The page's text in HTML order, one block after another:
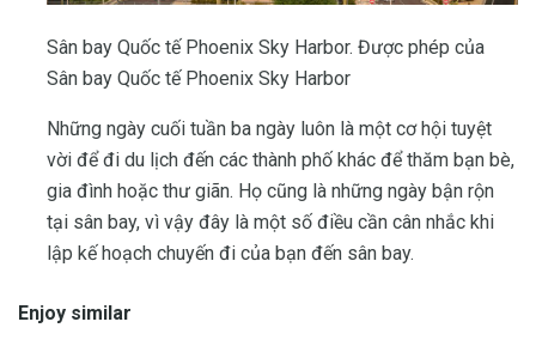
Sân bay Quốc tế Phoenix Sky Harbor. Được phép của
Sân bay Quốc tế Phoenix Sky Harbor
Những ngày cuối tuần ba ngày luôn là một cơ hội tuyệt
vời để đi du lịch đến các thành phố khác để thăm bạn bè,
gia đình hoặc thư giãn. Họ cũng là những ngày bận rộn
tại sân bay, vì vậy đây là một số điều cần cân nhắc khi
lập kế hoạch chuyến đi của bạn đến sân bay.
Enjoy similar